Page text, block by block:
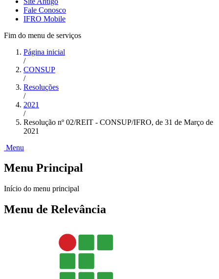
Fale Conosco
IFRO Mobile
Fim do menu de serviços
Página inicial
/
CONSUP
/
Resoluções
/
2021
/
Resolução nº 02/REIT - CONSUP/IFRO, de 31 de Março de
2021
Menu
Menu Principal
Início do menu principal
Menu de Relevância